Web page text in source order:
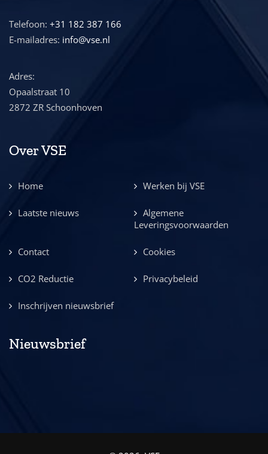
Telefoon: +31 182 387 166
E-mailadres: info@vse.nl
Adres:
Opaalstraat 10
2872 ZR Schoonhoven
Over VSE
Home Werken bij VSE
Laatste nieuws
Algemene
Leveringsvoorwaarden
Contact Cookies
CO2 Reductie Privacybeleid
Inschrijven nieuwsbrief
Nieuwsbrief